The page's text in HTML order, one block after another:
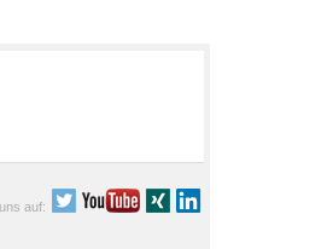
auf: